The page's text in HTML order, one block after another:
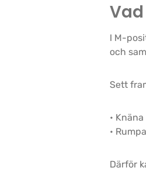
I M-
och
Sett
•
•
Därför